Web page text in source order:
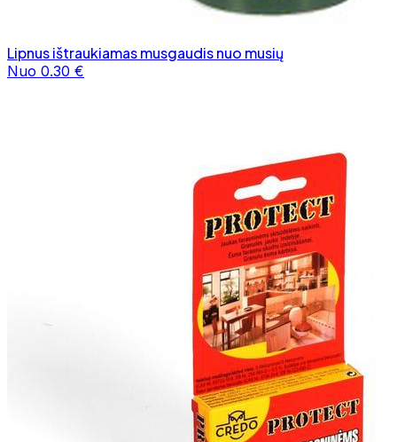
Lipnus ištraukiamas musgaudis nuo musių
Nuo 0.30 €